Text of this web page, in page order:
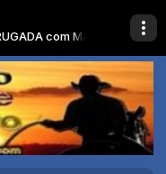
MAMEDE LOPES